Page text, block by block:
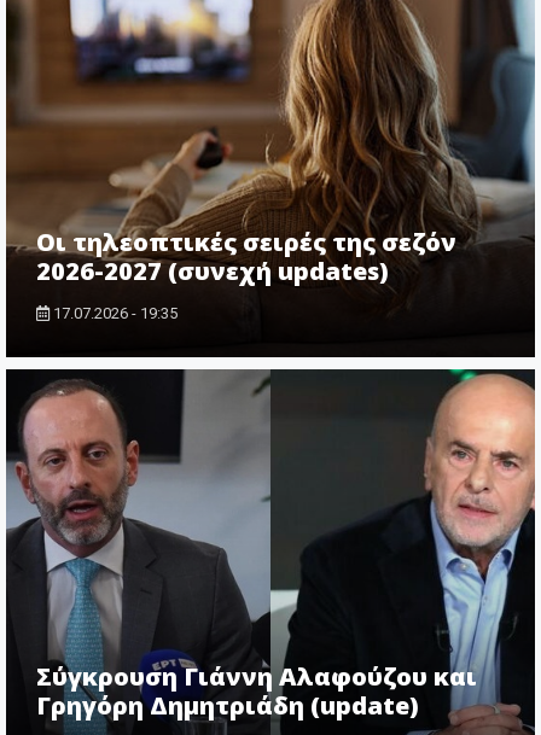
Οι τηλεοπτικές σειρές της σεζόν
2026-2027 (συνεχή updates)
17.07.2026 - 19:35
Σύγκρουση Γιάννη Αλαφούζου και
Γρηγόρη Δημητριάδη (update)